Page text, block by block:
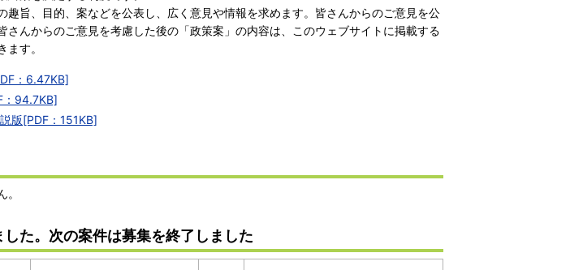
旨、目的、案などを公表し、広く意見や情報を求めます。皆さんからのご意見を公
さんからのご意見を考慮した後の「政策案」の内容は、このウェブサイトに掲載する
す。
：6.47KB]
：94.7KB]
版[PDF：151KB]
た。次の案件は募集を終了しました